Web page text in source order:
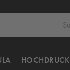
HOCHDRUCK